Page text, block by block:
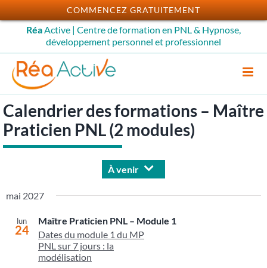
Passer
au
contenu
RéaActive | Centre de formation en PNL & Hypnose,
développement personnel et professionnel
Calendrier des formations – Maître
Praticien PNL (2 modules)
À venir
une
date.
mai 2027
lun
24
Maître Praticien PNL – Module 1
Dates du module 1 du MP
PNL sur 7 jours : la
modélisation
COMMENCEZ GRATUITEMENT